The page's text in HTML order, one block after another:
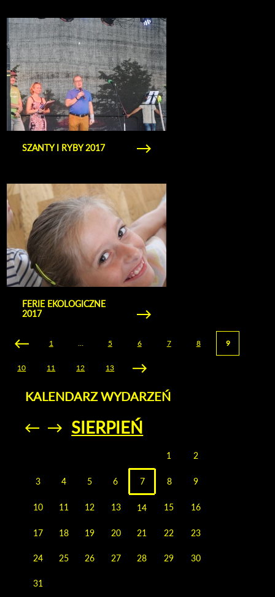
SZANTY I RYBY 2017
Obejrzyj galerię zdjęć szanty i ryby 2017
FERIE EKOLOGICZNE
2017
Obejrzyj galerię zdjęć ferie ekologiczne 2017
1 5 6 7 8 9
10 11 12 13
KALENDARZ WYDARZEŃ
Przejdź do
poprzedniego
Przejdź do
poprzedniego
SIERPIEŃ
1 2
3 4 5 6 7 8 9
10 11 12 13 14 15 16
17 18 19 20 21 22 23
24 25 26 27 28 29 30
31